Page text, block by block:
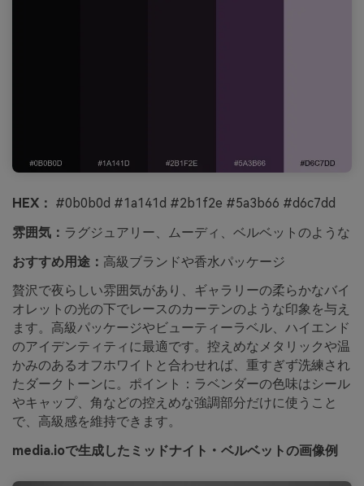
HEX： #0b0b0d #1a141d #2b1f2e #5a3b66 #d6c7dd
雰囲気： ラグジュアリー、ムーディ、ベルベットのような
おすすめ用途： 高級ブランドや香水パッケージ
贅沢で夜らしい雰囲気があり、ギャラリーの柔らかなバイ
オレットの光の下でレースのカーテンのような印象を与え
ます。高級パッケージやビューティーラベル、ハイエンド
のアイデンティティに最適です。控えめなメタリックや温
かみのあるオフホワイトと合わせれば、重すぎず洗練され
たダークトーンに。ポイント：ラベンダーの色味はシール
やキャップ、角などの控えめな強調部分だけに使うこと
で、高級感を維持できます。
media.ioで生成したミッドナイト・ベルベットの画像例